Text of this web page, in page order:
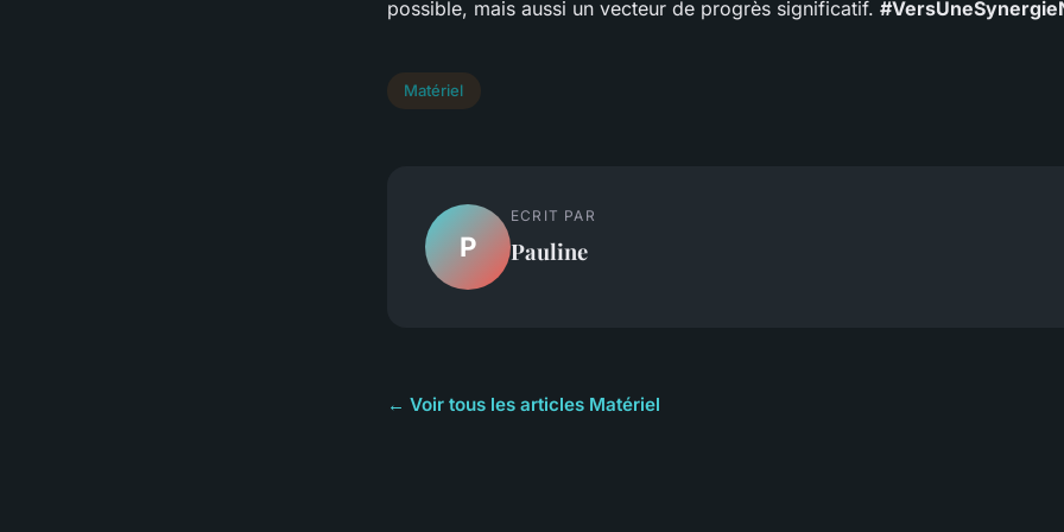
possible, mais aussi un vecteur de progrès significatif.
Matériel
P
ECRIT PAR
Pauline
← Voir tous les articles Matériel